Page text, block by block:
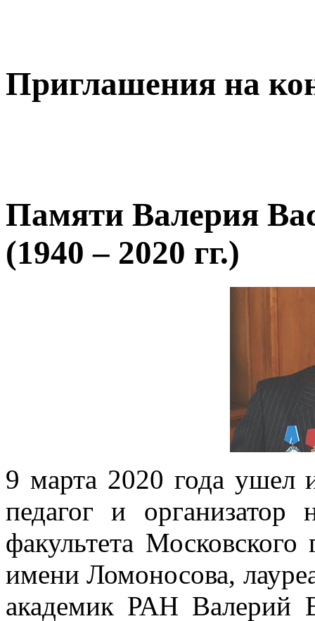
Приглашения на
Памяти Валерия
(1940 – 2020 гг.)
9 марта 2020 года
педагог и организатор
факультета Московского
имени Ломоносова,
академик РАН Валерий